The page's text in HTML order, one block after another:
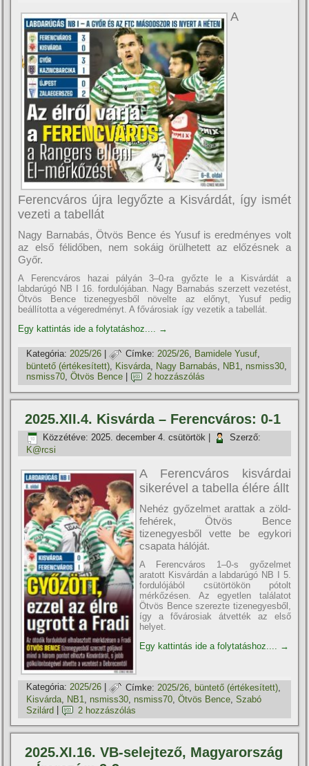
A
Ferencváros újra legyőzte a Kisvárdát, így ismét
vezeti a tabellát
Nagy Barnabás, Ötvös Bence és Yusuf is eredményes volt
az első félidőben, nem sokáig örülhetett az előzésnek a
Győr.
A Ferencváros hazai pályán 3–0-ra győzte le a Kisvárdát a
labdarúgó NB I 16. fordulójában. Nagy Barnabás szerzett vezetést,
Ötvös Bence tizenegyesből növelte az előnyt, Yusuf pedig
beállította a végeredményt. A fővárosiak így vezetik a tabellát.
Egy kattintás ide a folytatáshoz....
→
Kategória: 2025/26 | Címke: 2025/26, Bamidele Yusuf,
büntető (értékesí­tett) Kisvárda Nagy Barnabás NB1 nsmiss30
nsmiss70,Ötvös Bence 2 hozzászólás
2025.XII.4. Kisvárda – Ferencváros: 0-1
Közzétéve: 2025. december 4. csütörtök
Szerző:
K@rcsi
A Ferencváros kisvárdai
sikerével a tabella élére állt
Nehéz győzelmet arattak a zöld-
fehérek, Ötvös Bence
tizenegyesből vette be egykori
csapata hálóját.
A Ferencváros 1–0-s győzelmet
aratott Kisvárdán a labdarúgó NB I 5.
fordulójából csütörtökön pótolt
mérkőzésen. Az egyetlen találatot
Ötvös Bence szerezte tizenegyesből,
így a fővárosiak átvették az első
helyet.
Egy kattintás ide a folytatáshoz....
→
Kategória: 2025/26 | Címke: 2025/26 büntető (értékesí­tett)
Kisvárda, NB1, nsmiss30, nsmiss70,Ötvös Bence,Szabó
Szilárd
2 hozzászólás
2025.XI.16. VB-selejtező, Magyarország